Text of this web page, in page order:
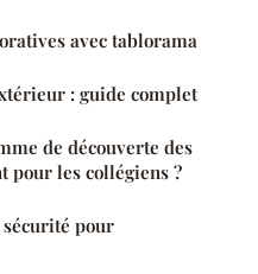
avec tablorama
: guide complet
de découverte des
pour les collégiens ?
pour